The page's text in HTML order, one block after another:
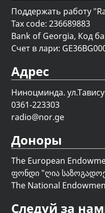
Поддержать работу
Tax code: 236689883
Bank of Georgia, Код
Счет в лари:
Адрес
Ниноцминда.
0361-223303
radio@nor.ge
Доноры
The European
ფონდი "ღია
The National
Следуй за